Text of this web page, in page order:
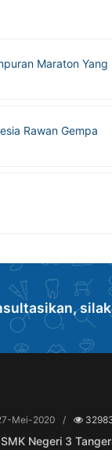
Maraton
Rawan Gempa
Mei-2020 /
SMK Negeri 3